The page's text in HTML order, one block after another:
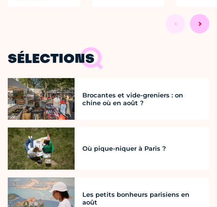
SÉLECTIONS
Brocantes et vide-greniers : on
chine où en août ?
Où pique-niquer à Paris ?
Les petits bonheurs parisiens en
août